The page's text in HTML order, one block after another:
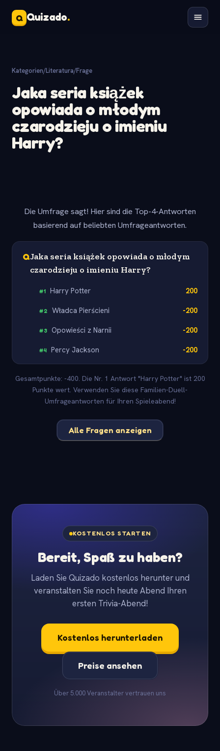
Q Quizado.
Kategorien/Literatura/Frage
Jaka seria książek
opowiada o młodym
czarodzieju o imieniu
Harry?
Die Umfrage sagt! Hier sind die Top-4-Antworten
basierend auf beliebten Umfrageantworten.
QJaka seria książek opowiada o młodym
czarodzieju o imieniu Harry?
#1 Harry Potter 200
#2 Władca Pierścieni -200
#3 Opowieści z Narnii -200
#4 Percy Jackson -200
Gesamtpunkte: -400. Die Nr. 1 Antwort "Harry Potter" ist 200
Punkte wert. Verwenden Sie diese Familien-Duell-
Umfrageantworten für Ihren Spieleabend!
Alle Fragen anzeigen
KOSTENLOS STARTEN
Bereit, Spaß zu haben?
Laden Sie Quizado kostenlos herunter und
veranstalten Sie noch heute Abend Ihren
ersten Trivia-Abend!
Kostenlos herunterladen
Preise ansehen
Über 5.000 Veranstalter vertrauen uns